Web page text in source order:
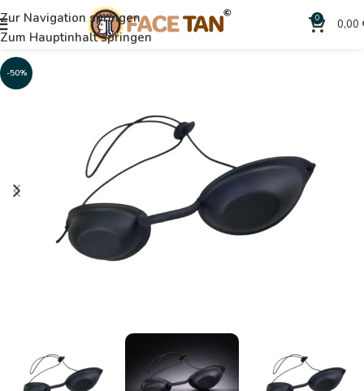
Zur Navigation springen
Zum Hauptinhalt springen
0 0,00
-50%